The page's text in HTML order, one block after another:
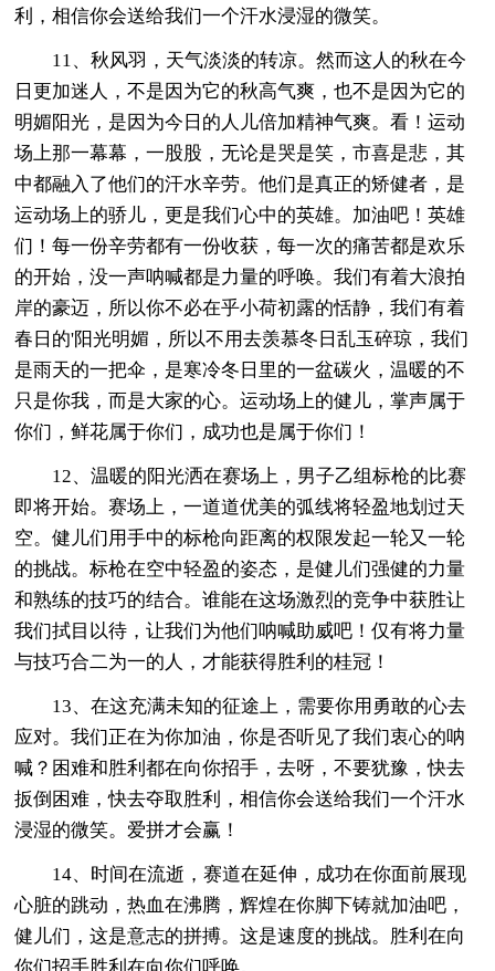
利，相信你会送给我们一个汗水浸湿的微笑。
11、秋风羽，天气淡淡的转凉。然而这人的秋在今
日更加迷人，不是因为它的秋高气爽，也不是因为它的
明媚阳光，是因为今日的人儿倍加精神气爽。看！运动
场上那一幕幕，一股股，无论是哭是笑，市喜是悲，其
中都融入了他们的汗水辛劳。他们是真正的矫健者，是
运动场上的骄儿，更是我们心中的英雄。加油吧！英雄
们！每一份辛劳都有一份收获，每一次的痛苦都是欢乐
的开始，没一声呐喊都是力量的呼唤。我们有着大浪拍
岸的豪迈，所以你不必在乎小荷初露的恬静，我们有着
春日的'阳光明媚，所以不用去羡慕冬日乱玉碎琼，我们
是雨天的一把伞，是寒冷冬日里的一盆碳火，温暖的不
只是你我，而是大家的心。运动场上的健儿，掌声属于
你们，鲜花属于你们，成功也是属于你们！
12、温暖的阳光洒在赛场上，男子乙组标枪的比赛
即将开始。赛场上，一道道优美的弧线将轻盈地划过天
空。健儿们用手中的标枪向距离的权限发起一轮又一轮
的挑战。标枪在空中轻盈的姿态，是健儿们强健的力量
和熟练的技巧的结合。谁能在这场激烈的竞争中获胜让
我们拭目以待，让我们为他们呐喊助威吧！仅有将力量
与技巧合二为一的人，才能获得胜利的桂冠！
13、在这充满未知的征途上，需要你用勇敢的心去
应对。我们正在为你加油，你是否听见了我们衷心的呐
喊？困难和胜利都在向你招手，去呀，不要犹豫，快去
扳倒困难，快去夺取胜利，相信你会送给我们一个汗水
浸湿的微笑。爱拼才会赢！
14、时间在流逝，赛道在延伸，成功在你面前展现
心脏的跳动，热血在沸腾，辉煌在你脚下铸就加油吧，
健儿们，这是意志的拼搏。这是速度的挑战。胜利在向